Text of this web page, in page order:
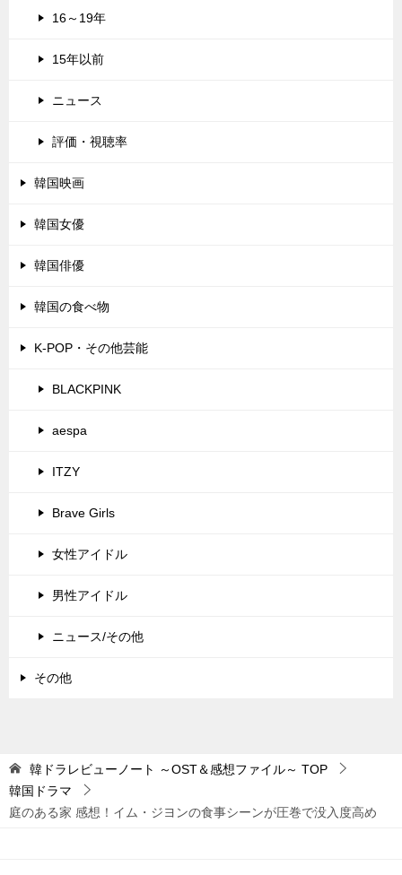
16～19年
15年以前
ニュース
評価・視聴率
韓国映画
韓国女優
韓国俳優
韓国の食べ物
K-POP・その他芸能
BLACKPINK
aespa
ITZY
Brave Girls
女性アイドル
男性アイドル
ニュース/その他
その他
韓ドラレビューノート ～OST＆感想ファイル～ TOP
韓国ドラマ
庭のある家 感想！イム・ジヨンの食事シーンが圧巻で没入度高め